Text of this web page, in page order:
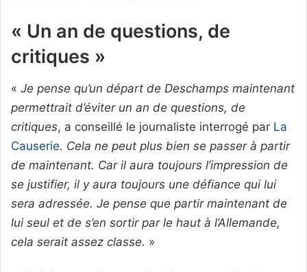
« Un an de questions, de
critiques »
« Je pense qu’un départ de Deschamps maintenant
permettrait d’éviter un an de questions, de
critiques, a conseillé le journaliste interrogé par La
Causerie. Cela ne peut plus bien se passer à partir
de maintenant. Car il aura toujours l’impression de
se justifier, il y aura toujours une défiance qui lui
sera adressée. Je pense que partir maintenant de
lui seul et de s’en sortir par le haut à l’Allemande,
cela serait assez classe. »